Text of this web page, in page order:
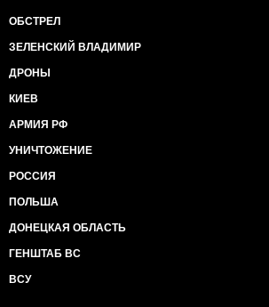
ОБСТРЕЛ
ЗЕЛЕНСКИЙ ВЛАДИМИР
ДРОНЫ
КИЕВ
АРМИЯ РФ
УНИЧТОЖЕНИЕ
РОССИЯ
ПОЛЬША
ДОНЕЦКАЯ ОБЛАСТЬ
ГЕНШТАБ ВС
ВСУ